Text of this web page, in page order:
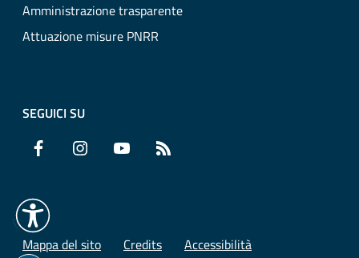
Amministrazione trasparente
Attuazione misure PNRR
SEGUICI SU
Facebook Instagram YouTube
Mappa del sito Credits Accessibilità